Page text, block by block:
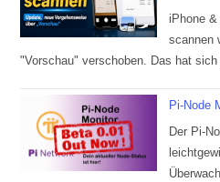
iPhone
scannen
"Vorschau" verschoben. Das hat
Pi-Node
Der Pi-